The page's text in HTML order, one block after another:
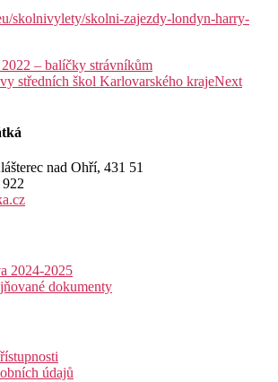
skolnivylety/skolni-zajezdy-londyn-harry-
– balíčky strávníkům
středních škol Karlovarského krajeNext
nad Ohří, 431 51
2024-2025
dokumenty
údajů